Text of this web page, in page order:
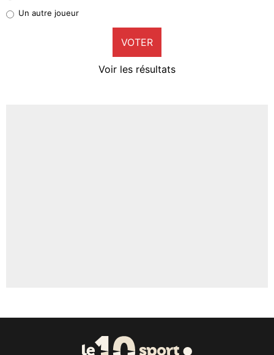
9%
Un autre joueur
VOTER
Voir les résultats